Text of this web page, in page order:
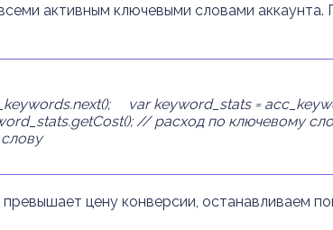
активным ключевыми словами
var keyword_stats =
// расходпо ключевому
цену конверсии, останавливаем